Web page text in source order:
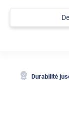
Durabilité